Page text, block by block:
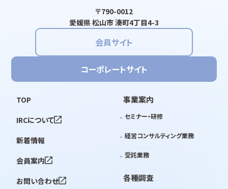
〒790-0012
愛媛県 松山市 湊町4丁目4-3
会員サイト
コーポレートサイト
TOP
IRCについて
新着情報
会員案内
お問い合わせ
事業案内
セミナー・研修
経営コンサルティング業務
受託業務
各種調査